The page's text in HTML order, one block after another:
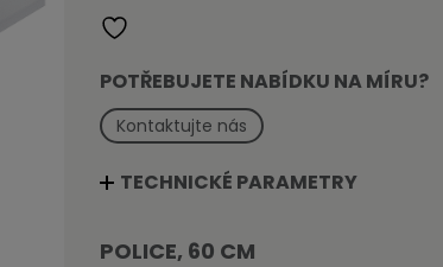
POTŘEBUJETE NABÍDKU NA MÍRU?
Kontaktujte nás
TECHNICKÉ PARAMETRY
POLICE, 60 CM